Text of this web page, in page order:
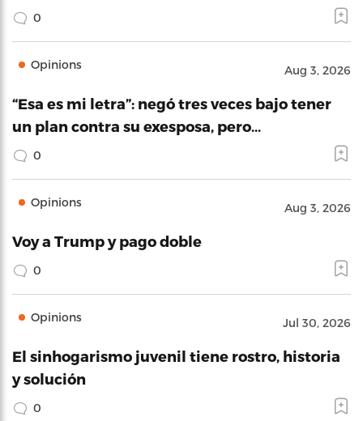
0
Opinions Aug 3, 2026
“Esa es mi letra”: negó tres veces bajo tener
un plan contra su exesposa, pero…
0
Opinions Aug 3, 2026
Voy a Trump y pago doble
0
Opinions Jul 30, 2026
El sinhogarismo juvenil tiene rostro, historia
y solución
0